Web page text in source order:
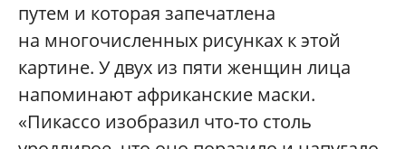
путем и которая запечатлена
на многочисленных рисунках к этой
картине. У двух из пяти женщин лица
напоминают африканские маски.
«Пикассо изобразил что-то столь